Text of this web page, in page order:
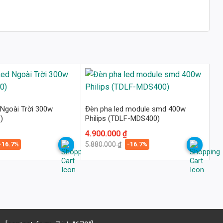
Trời 300w
Đèn pha led module smd 400w
Philips (TDLF-MDS400)
5.880.000₫
Giá
gốc
là:
4.900.000₫
Giá
hiện
tại
4.900.000 ₫.
-16.7%